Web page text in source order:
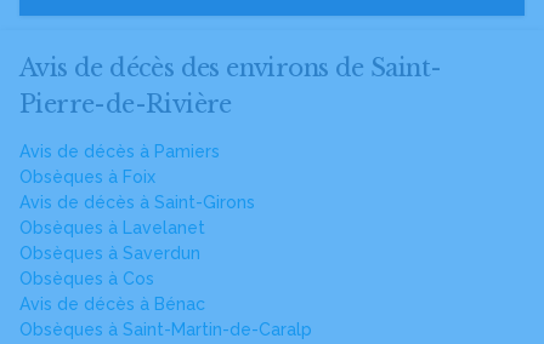
Avis de décès des environs de Saint-
Pierre-de-Rivière
Avis de décès à Pamiers
Obsèques à Foix
Avis de décès à Saint-Girons
Obsèques à Lavelanet
Obsèques à Saverdun
Obsèques à Cos
Avis de décès à Bénac
Obsèques à Saint-Martin-de-Caralp